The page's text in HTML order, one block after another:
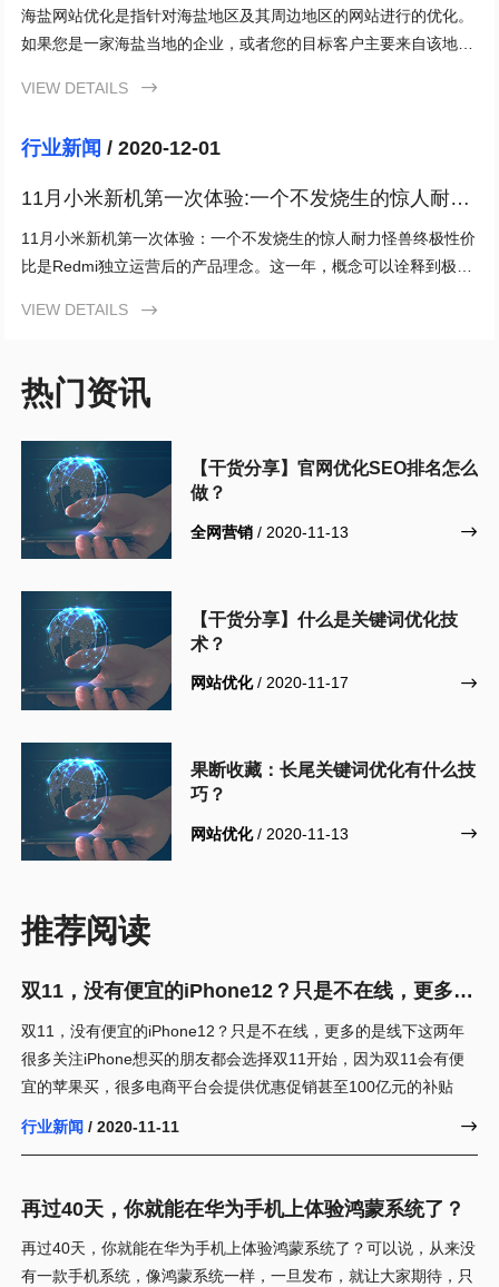
海盐网站优化是指针对海盐地区及其周边地区的网站进行的优化。
如果您是一家海盐当地的企业，或者您的目标客户主要来自该地
VIEW DETAILS

行业新闻 / 2020-12-01
11月小米新机第一次体验:一个不发烧生的惊人耐力
11月小米新机第一次体验：一个不发烧生的惊人耐力怪兽终极性价
比是Redmi独立运营后的产品理念。这一年，概念可以诠释到极
VIEW DETAILS

热门资讯
【干货分享】官网优化SEO排名怎么
做？
全网营销 / 2020-11-13 
【干货分享】什么是关键词优化技
术？
网站优化/ 2020-11-17 
果断收藏：长尾关键词优化有什么技
巧？
网站优化/ 2020-11-13 
推荐阅读
双11，没有便宜的iPhone12？只是不在线，更多的
双11，没有便宜的iPhone12？只是不在线，更多的是线下这两年
很多关注iPhone想买的朋友都会选择双11开始，因为双11会有便
宜的苹果买，很多电商平台会提供优惠促销甚至100亿元的补贴
行业新闻 / 2020-11-11 
再过40天，你就能在华为手机上体验鸿蒙系统了？
再过40天，你就能在华为手机上体验鸿蒙系统了？可以说，从来没
有一款手机系统，像鸿蒙系统一样，一旦发布，就让大家期待，只